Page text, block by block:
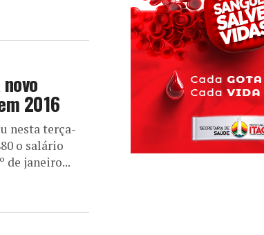
2016
nesta terça-
o salário
de janeiro...